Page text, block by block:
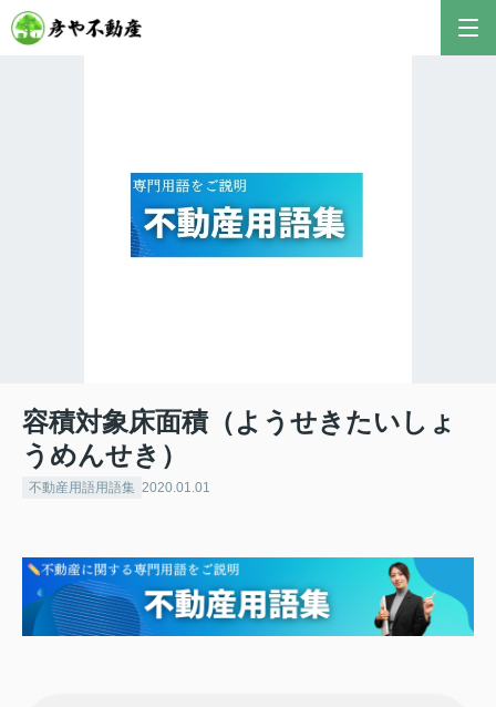
容積対象床面積（ようせきたいしょ
うめんせき）
不動産用語用語集 2020.01.01
おすすめ不動産AIコンテンツとして、膨大なデータ
から最適なご提案を導き出します✨
不動産の売却や購入など、何でもお気軽にご相談く